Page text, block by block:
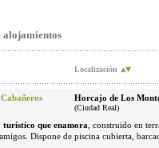
alojamientos
Localización
Horcajo de Los
(Ciudad Real)
turístico que enamora , construido en
Dispone de piscina cubierta,